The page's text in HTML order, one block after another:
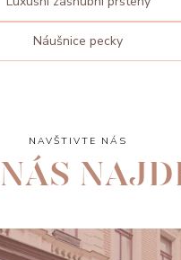
Náušnice pecky
NAVŠTIVTE NÁS